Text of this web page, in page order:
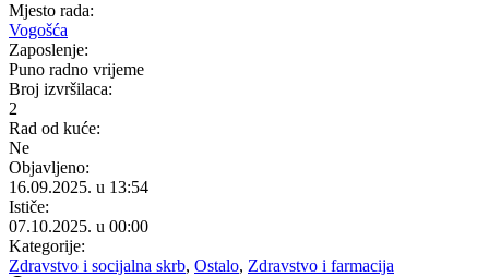
Mjesto rada:
Vogošća
Zaposlenje:
Puno radno vrijeme
Broj izvršilaca:
2
Rad od kuće:
Ne
Objavljeno:
16.09.2025. u 13:54
Ističe:
07.10.2025. u 00:00
Kategorije:
Zdravstvo i socijalna skrb, Ostalo, Zdravstvo i farmacija